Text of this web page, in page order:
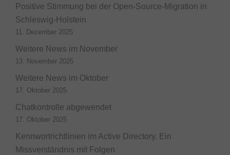
Positive Stimmung bei der Open-Source-Migration in
Schleswig-Holstein
11. Dezember 2025
Weitere News im November
13. November 2025
Weitere News im Oktober
17. Oktober 2025
Chatkontrolle abgewendet
17. Oktober 2025
Kennwortrichtlinien im Active Directory. Ein
Missverständnis mit Folgen